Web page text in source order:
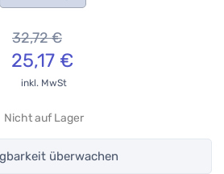
32,72€
25,17€
inkl. MwSt
Nicht auf Lager
überwachen